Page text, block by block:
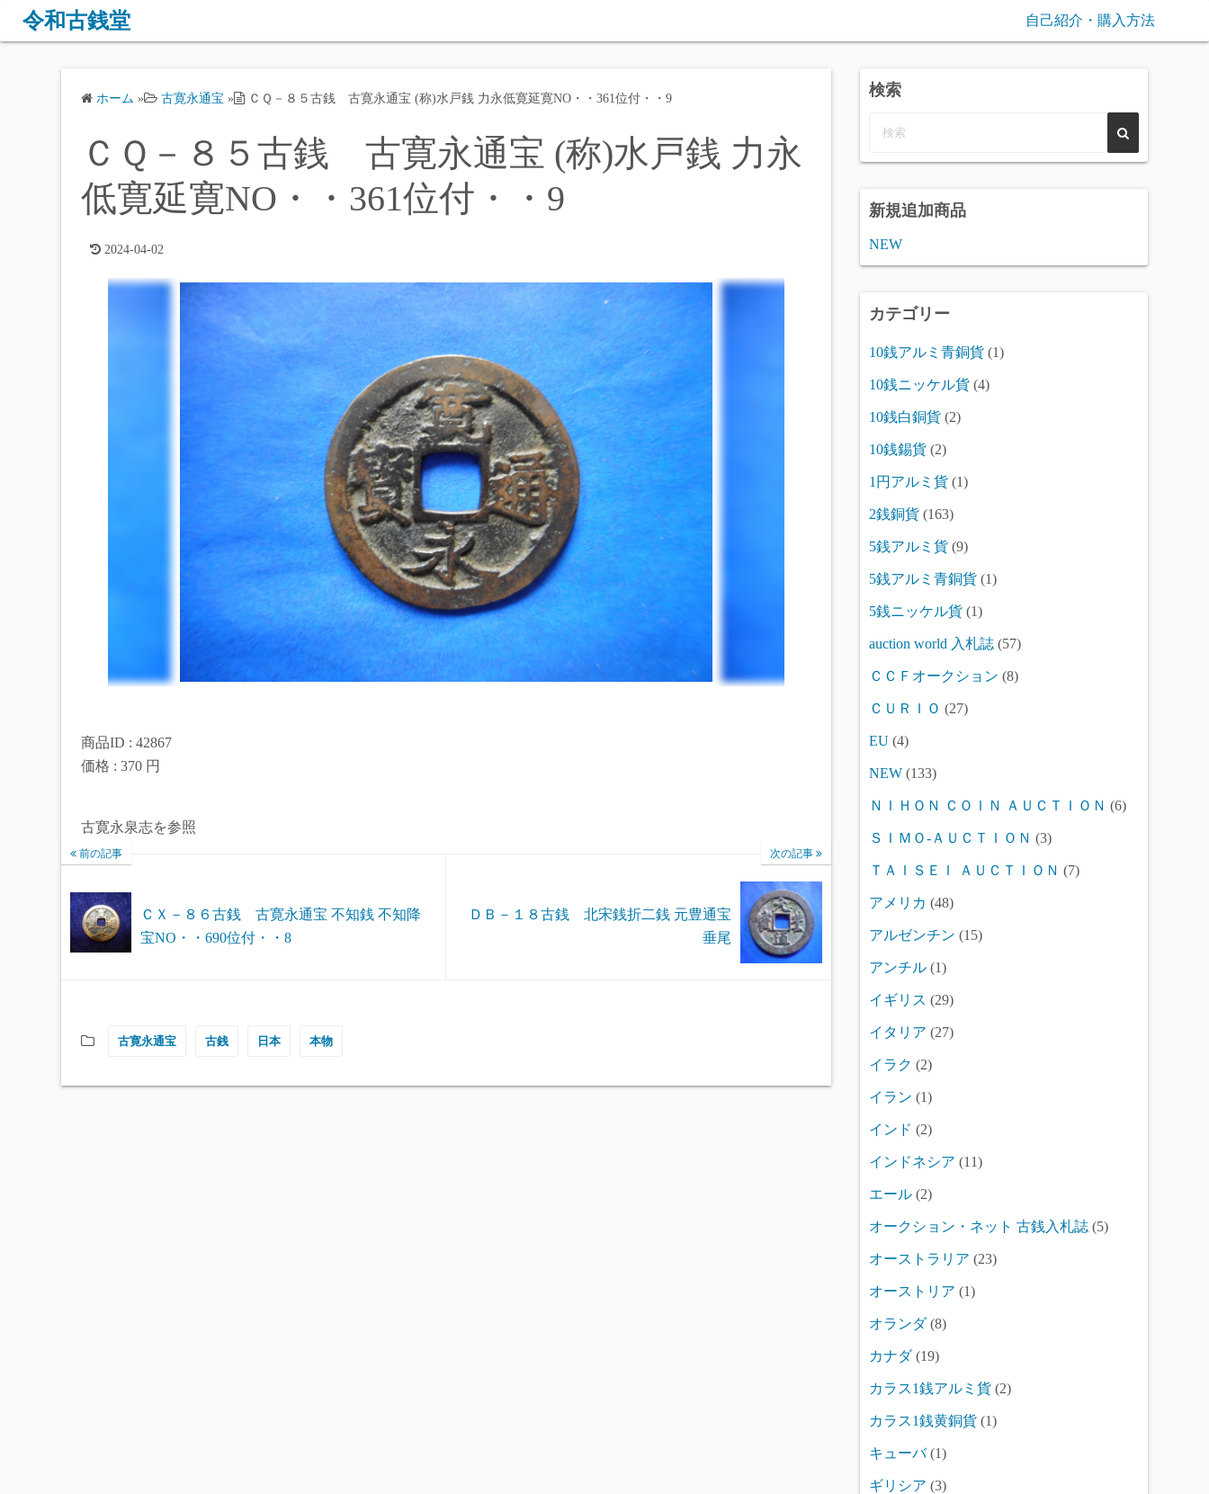
令和古銭堂 自己紹介・購入方法
ホーム » 古寛永通宝 » ＣＱ－８５古銭 古寛永通宝 (称)水戸銭 力永低寛延寛NO・・361位付・・9
ＣＱ－８５古銭 古寛永通宝 (称)水戸銭 力永
低寛延寛NO・・361位付・・9
2024-04-02
商品ID : 42867
価格 : 370 円
古寛永泉志を参照
前の記事
ＣＸ－８６古銭 古寛永通宝 不知銭 不知降
宝NO・・690位付・・8
次の記事
ＤＢ－１８古銭 北宋銭折二銭 元豊通宝
垂尾
古寛永通宝 古銭 日本 本物
検索
新規追加商品
NEW
カテゴリー
10銭アルミ青銅貨 (1)
10銭ニッケル貨 (4)
10銭白銅貨 (2)
10銭錫貨 (2)
1円アルミ貨 (1)
2銭銅貨 (163)
5銭アルミ貨 (9)
5銭アルミ青銅貨 (1)
5銭ニッケル貨 (1)
auction world 入札誌 (57)
ＣＣＦオークション (8)
ＣＵＲＩＯ (27)
EU (4)
NEW (133)
ＮＩＨＯＮ ＣＯＩＮ ＡＵＣＴＩＯＮ (6)
ＳＩＭＯ-ＡＵＣＴＩＯＮ (3)
ＴＡＩＳＥＩ ＡＵＣＴＩＯＮ (7)
アメリカ (48)
アルゼンチン (15)
アンチル (1)
イギリス (29)
イタリア (27)
イラク (2)
イラン (1)
インド (2)
インドネシア (11)
エール (2)
オークション・ネット 古銭入札誌 (5)
オーストラリア (23)
オーストリア (1)
オランダ(8)
カナダ(19)
カラス1銭アルミ貨 (2)
カラス1銭黄銅貨 (1)
キューバ(1)
ギリシア (3)